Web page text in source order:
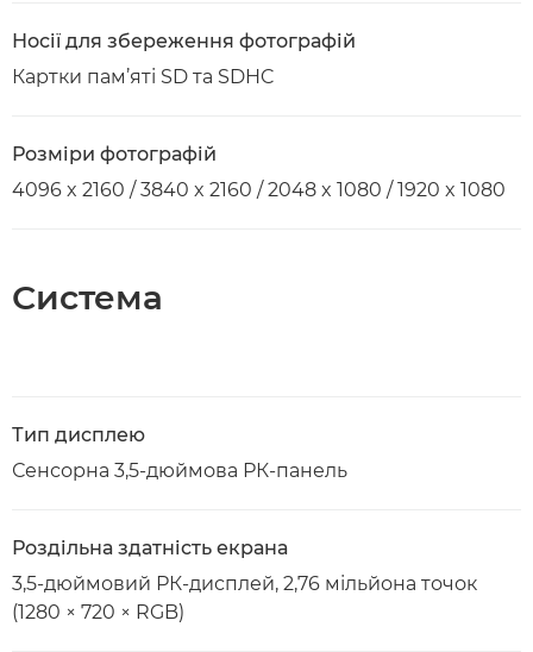
Носії для збереження фотографій
Картки пам’яті SD та SDHC
Розміри фотографій
4096 x 2160 / 3840 x 2160 / 2048 x 1080 / 1920 x 1080
Система
Тип дисплею
Сенсорна 3,5-дюймова РК-панель
Роздільна здатність екрана
3,5-дюймовий РК-дисплей, 2,76 мільйона точок
(1280 × 720 × RGB)